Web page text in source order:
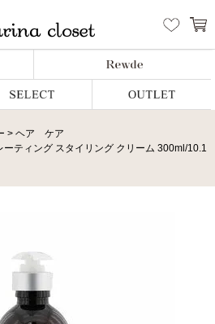
ヘア ケア
ーティング スタイリング クリーム 300ml/10.1